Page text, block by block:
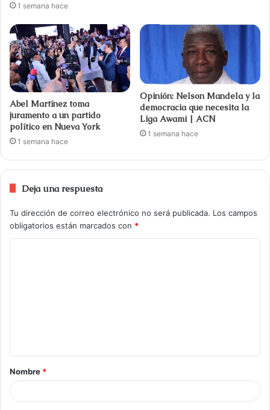
1 semana hace
Abel Martínez toma
juramento a un partido
político en Nueva York
1 semana hace
Opinión: Nelson Mandela y la
democracia que necesita la
Liga Awami | ACN
1 semana hace
Deja una respuesta
Tu dirección de correo electrónico no será publicada. Los campos
obligatorios están marcados con *
Nombre *